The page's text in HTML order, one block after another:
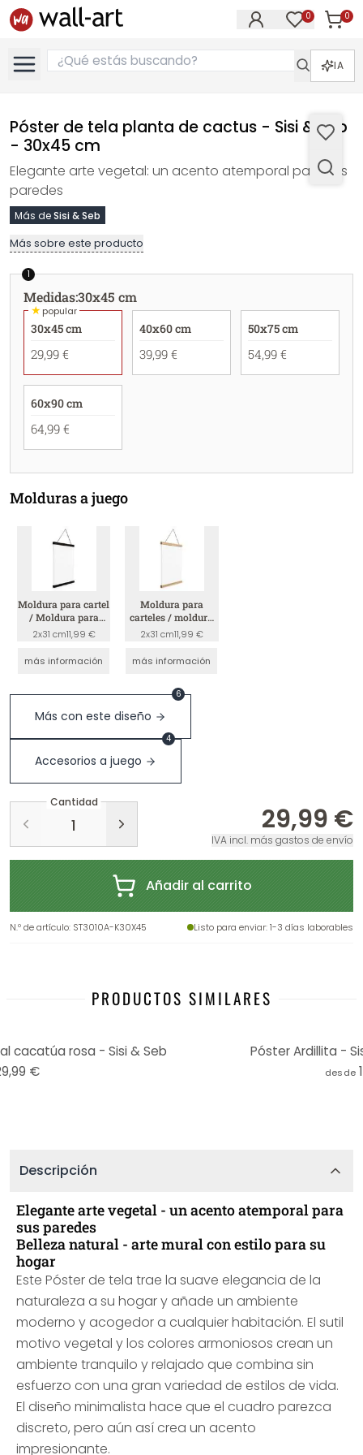
0 0
IA
Póster de tela planta de cactus - Sisi & Seb
- 30x45 cm
Elegante arte vegetal: un acento atemporal para sus
paredes
Más deSisi & Seb
Más sobre este producto
1
Medidas:30x45 cm
★popular
30x45 cm
29,99 €
40x60 cm
39,99 €
50x75 cm
54,99 €
60x90 cm
64,99 €
Molduras a juego
Moldura para cartel
/ Moldura para
cuadro - Negro
2x31 cm11,99 €
más información
Moldura para
carteles / moldura
para cuadros -
madera
2x31 cm11,99 €
más información
Más con este diseño
6
Accesorios a juego
4
Cantidad
29,99 €
IVA incl. más gastos de envío
Añadir al carrito
N.º de artículo: ST3010A-K30X45 Listo para enviar: 1-3 días laborables
PRODUCTOS SIMILARES
cacatúa rosa - Sisi & Seb
€
Póster Ardillita -
desde
Descripción
Elegante arte vegetal - un acento atemporal para
sus paredes
Belleza natural - arte mural con estilo para su
hogar
Este Póster de tela trae la suave elegancia de la
naturaleza a su hogar y añade un ambiente
moderno y acogedor a cualquier habitación. El sutil
motivo vegetal y los colores armoniosos crean un
ambiente tranquilo y relajado que combina sin
esfuerzo con una gran variedad de estilos de vida.
El diseño minimalista hace que el cuadro parezca
discreto, pero aún así crea un acento
impresionante.